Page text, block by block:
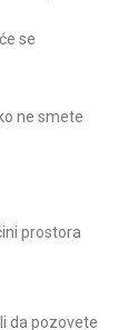
se
ne smete
prostora
da pozovete